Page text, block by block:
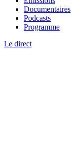
Documentaires
Podcasts
Programme
Le direct